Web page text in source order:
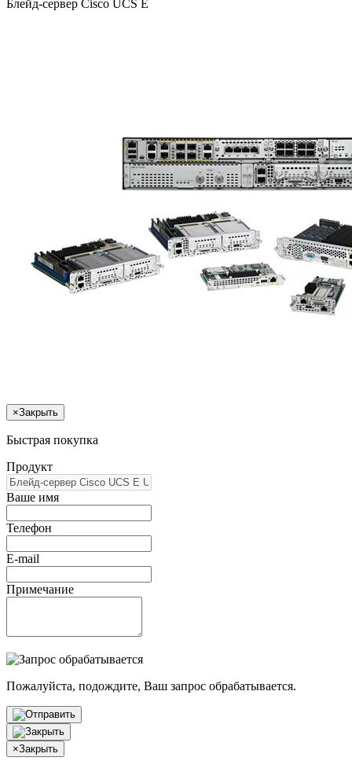
Блейд-сервер Cisco UCS E
×Закрыть
Быстрая покупка
Продукт
Ваше имя
Телефон
E-mail
Примечание
Пожалуйста, подождите, Ваш запрос обрабатывается.
×Закрыть